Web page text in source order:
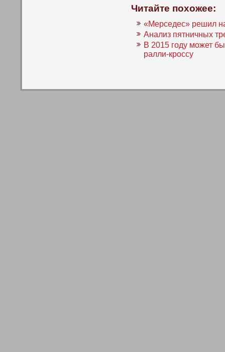
Читайте похожее:
«Мерседес» решил
Анализ пятничных
В 2015 году может
ралли-кроссу